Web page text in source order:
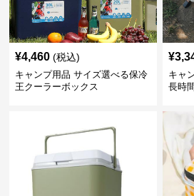
¥4,460 (税込)
キャンプ用品 サイズ選べる保冷
王クーラーボックス
¥
キャ
長時